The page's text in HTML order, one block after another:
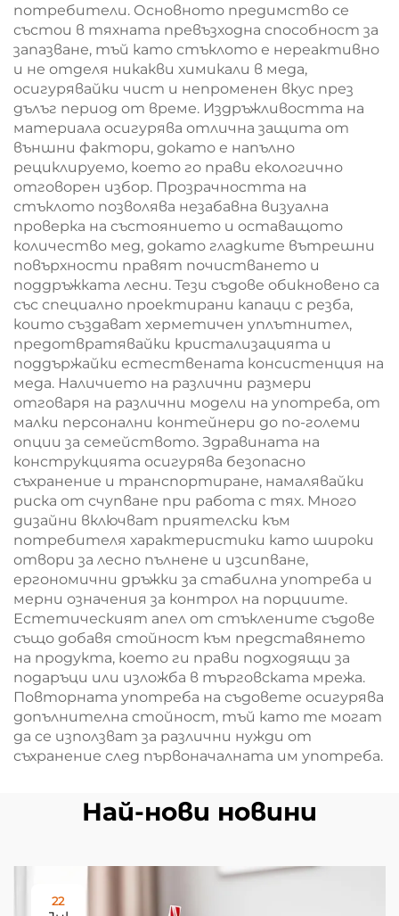
потребители. Основното предимство се
състои в тяхната превъзходна способност за
запазване, тъй като стъклото е нереактивно
и не отделя никакви химикали в меда,
осигурявайки чист и непроменен вкус през
дълъг период от време. Издръжливостта на
материала осигурява отлична защита от
външни фактори, докато е напълно
рециклируемо, което го прави екологично
отговорен избор. Прозрачността на
стъклото позволява незабавна визуална
проверка на състоянието и оставащото
количество мед, докато гладките вътрешни
повърхности правят почистването и
поддръжката лесни. Тези съдове обикновено са
със специално проектирани капаци с резба,
които създават херметичен уплътнител,
предотвратявайки кристализацията и
поддържайки естествената консистенция на
меда. Наличието на различни размери
отговаря на различни модели на употреба, от
малки персонални контейнери до по-големи
опции за семейството. Здравината на
конструкцията осигурява безопасно
съхранение и транспортиране, намалявайки
риска от счупване при работа с тях. Много
дизайни включват приятелски към
потребителя характеристики като широки
отвори за лесно пълнене и изсипване,
ергономични дръжки за стабилна употреба и
мерни означения за контрол на порциите.
Естетическият апел от стъклените съдове
също добавя стойност към представянето
на продукта, което ги прави подходящи за
подаръци или изложба в търговската мрежа.
Повторната употреба на съдовете осигурява
допълнителна стойност, тъй като те могат
да се използват за различни нужди от
съхранение след първоначалната им употреба.
Най-нови новини
22